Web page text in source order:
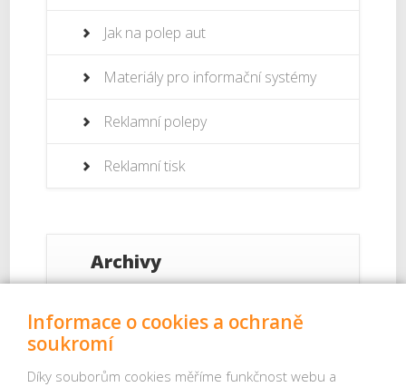
Jak na polep aut
Materiály pro informační systémy
Reklamní polepy
Reklamní tisk
Archivy
Září 2017
Informace o cookies a ochraně
soukromí
Díky souborům cookies měříme funkčnost webu a